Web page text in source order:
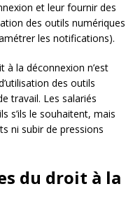
et leur fournir des
des outils numériques
les notifications).
la déconnexion n’est
des outils
travail. Les salariés
s’ils le souhaitent, mais
ni subir de pressions
du droit à la